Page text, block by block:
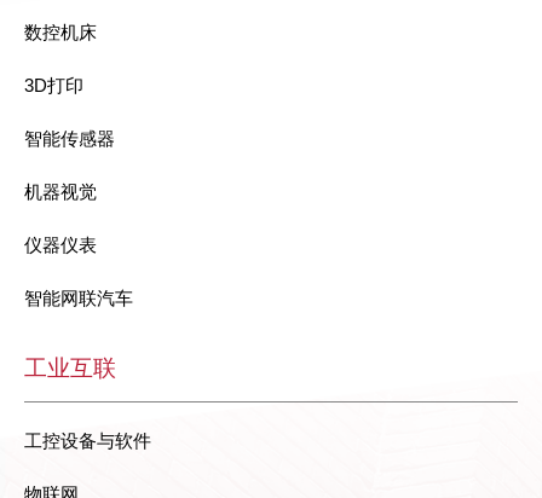
数控机床
3D打印
智能传感器
机器视觉
仪器仪表
智能网联汽车
工业互联
工控设备与软件